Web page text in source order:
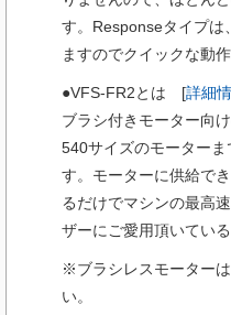
す。Responseタイプは
ますのでクイックな動
●VFS-FR2とは [詳細
ブラシ付きモーター向
540サイズのモーター
す。モーターに供給で
るだけでマシンの最高
ザーにご愛用頂いてい
※ブラシレスモーター
い。